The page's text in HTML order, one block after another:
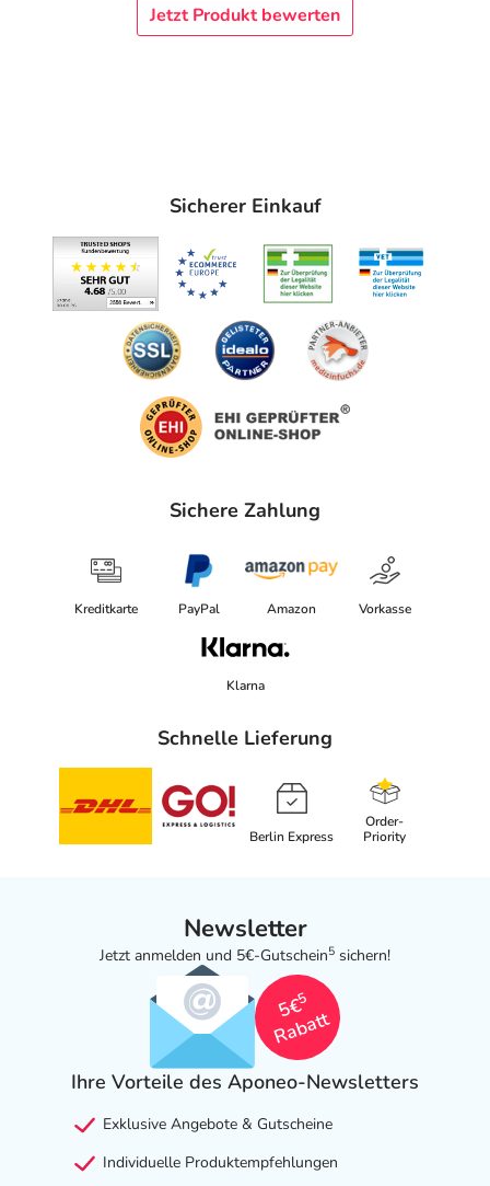
Jetzt Produkt bewerten
Sicherer Einkauf
Sichere Zahlung
Kreditkarte PayPal Amazon Vorkasse
Klarna
Schnelle Lieferung
Berlin Express
Order-
Priority
Newsletter
Jetzt anmelden und 5€-Gutschein5 sichern!
5€
5
Rabatt
Ihre Vorteile des Aponeo-Newsletters
Exklusive Angebote & Gutscheine
Individuelle Produktempfehlungen